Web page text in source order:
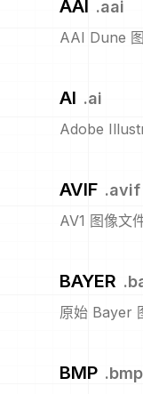
AAI .aai
AAI Dune
AI .ai
Adobe
AVIF .avif
AV1 图像文
BAYER .
原始 Bayer
BMP .bmp